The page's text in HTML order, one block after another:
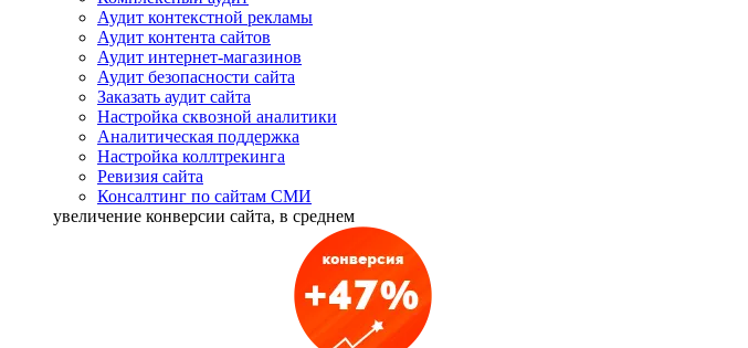
Аудит контекстной рекламы
Аудит контента сайтов
Аудит интернет-магазинов
Аудит безопасности сайта
Заказать аудит сайта
Настройка сквозной аналитики
Аналитическая поддержка
Настройка коллтрекинга
Ревизия сайта
Консалтинг по сайтам СМИ
увеличение конверсии сайта, в среднем